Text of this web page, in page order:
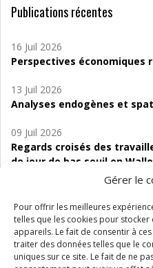
Gérer le
Pour offrir les meilleures
telles que les cookies pour
appareils. Le fait de consentir à
traiter des données telles que le
uniques sur ce site. Le fait de ne
Publications récentes
16 Juil 2026
Perspectives économiques
13 Juil 2026
Analyses endogènes et
09 Juil 2026
Regards croisés des
de jour de bas seuil en
06 Juil 2026
Étude d’évaluabilité des
d’accompagnement à
01 Juil 2026